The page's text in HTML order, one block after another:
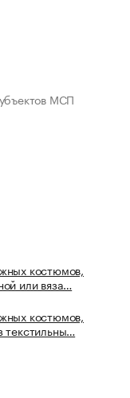
МСП
костюмов,
или вяза…
костюмов,
текстильны…